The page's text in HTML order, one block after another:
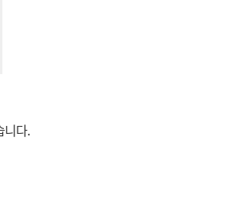
니다.